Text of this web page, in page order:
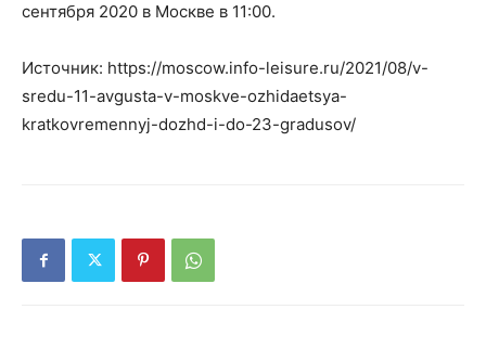
сентября 2020 в Москве в 11:00.
Источник: https://moscow.info-leisure.ru/2021/08/v-
sredu-11-avgusta-v-moskve-ozhidaetsya-
kratkovremennyj-dozhd-i-do-23-gradusov/